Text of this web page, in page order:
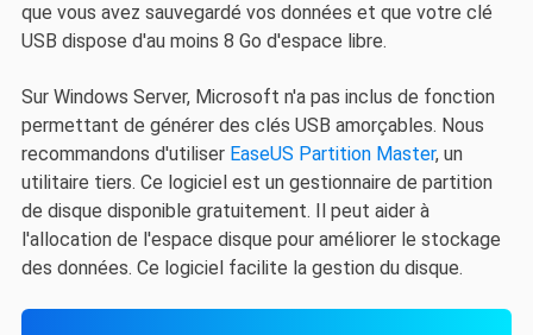
que vous avez sauvegardé vos données et que votre clé
USB dispose d'au moins 8 Go d'espace libre.
Sur Windows Server, Microsoft n'a pas inclus de fonction
permettant de générer des clés USB amorçables. Nous
recommandons d'utiliser EaseUS Partition Master, un
utilitaire tiers. Ce logiciel est un gestionnaire de partition
de disque disponible gratuitement. Il peut aider à
l'allocation de l'espace disque pour améliorer le stockage
des données. Ce logiciel facilite la gestion du disque.